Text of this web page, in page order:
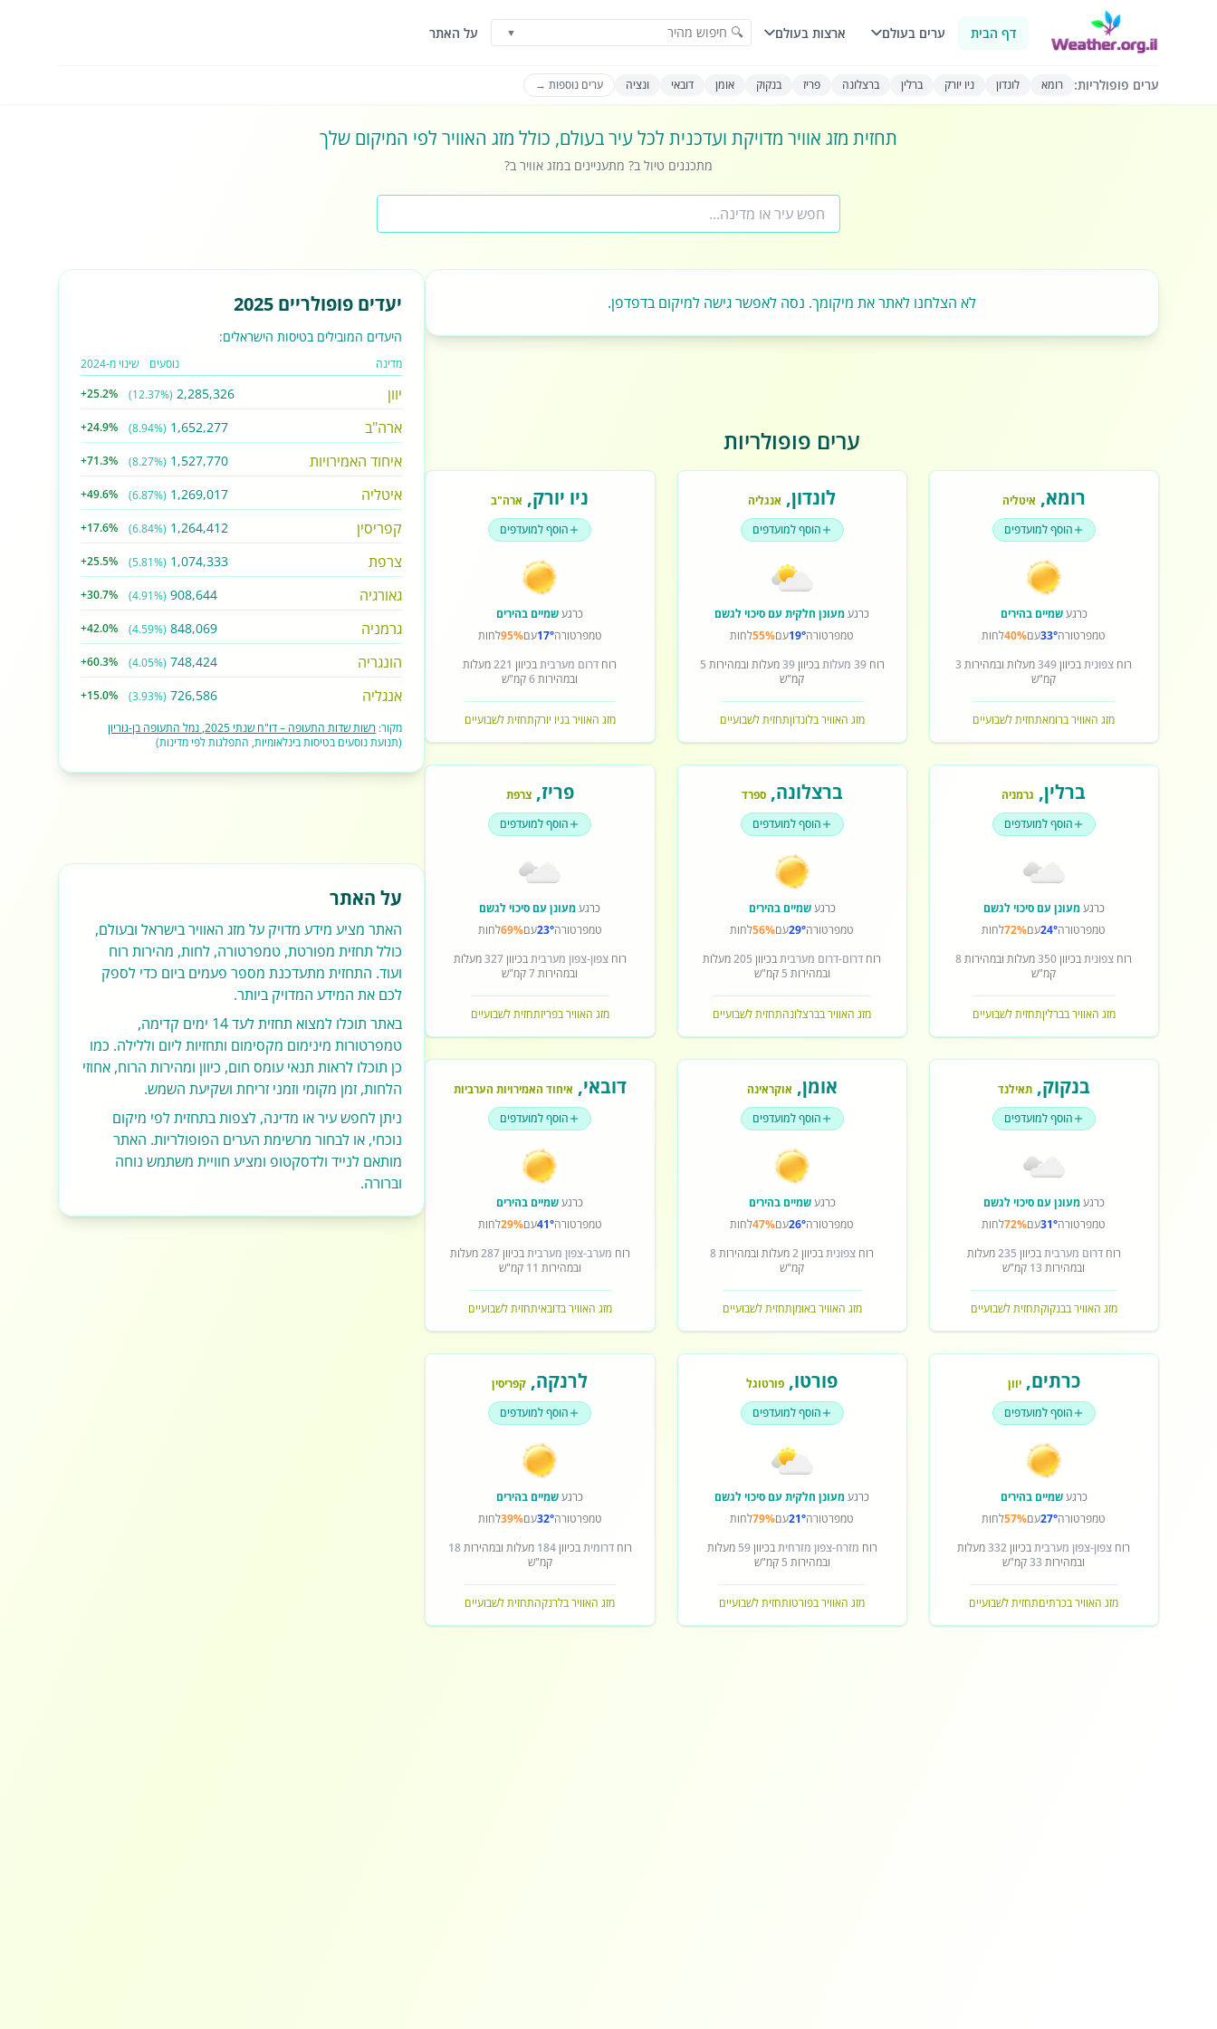
דף הבית ערים בעולם ארצות בעולם 🔍 חיפוש מהיר ▼ על האתר
ערים פופולריות: רומא לונדון ניו יורק ברלין ברצלונה פריז בנקוק אומן דובאי ונציה ערים נוספות →
תחזית מזג אוויר מדויקת ועדכנית לכל עיר בעולם, כולל מזג האוויר לפי המיקום שלך
מתכננים טיול ב? מתעניינים במזג אוויר ב?
לא הצלחנו לאתר את מיקומך. נסה לאפשר גישה למיקום בדפדפן.
ערים פופולריות
רומא, איטליה
הוסף למועדפים
כרגעשמיים בהירים
טמפרטורה33°עם40%לחות
רוח צפוניתבכיוון349מעלות ובמהירות 3
קמ"ש
מזג האוויר ברומאתחזית לשבועיים
לונדון, אנגליה
הוסף למועדפים
כרגעמעונן חלקית עם סיכוי לגשם
טמפרטורה19°עם55%לחות
רוח39 מעלות בכיוון39מעלות ובמהירות 5
קמ"ש
מזג האוויר בלונדוןתחזית לשבועיים
ניו יורק, ארה"ב
הוסף למועדפים
כרגעשמיים בהירים
טמפרטורה17°עם95%לחות
רוח דרום מערביתבכיוון 221מעלות
ובמהירות6קמ"ש
מזג האוויר בניו יורקתחזית לשבועיים
ברלין, גרמניה
הוסף למועדפים
כרגעמעונן עם סיכוי לגשם
טמפרטורה24°עם72%לחות
רוח צפוניתבכיוון350מעלות ובמהירות8
קמ"ש
מזג האוויר בברליןתחזית לשבועיים
ברצלונה,ספרד
הוסף למועדפים
כרגעשמיים בהירים
טמפרטורה29°עם56%לחות
רוח דרום-דרום מערביתבכיוון 205מעלות
ובמהירות 5 קמ"ש
מזג האוויר בברצלונהתחזית לשבועיים
פריז,צרפת
הוסף למועדפים
כרגעמעונן עם סיכוי לגשם
טמפרטורה23°עם69%לחות
רוחצפון-צפון מערביתבכיוון327מעלות
ובמהירות7קמ"ש
מזג האוויר בפריזתחזית לשבועיים
בנקוק,תאילנד
הוסף למועדפים
כרגעמעונן עם סיכוי לגשם
טמפרטורה31°עם72%לחות
רוחדרום מערביתבכיוון 235מעלות
ובמהירות 13 קמ"ש
מזג האוויר בבנקוקתחזית לשבועיים
אומן, אוקראינה
הוסף למועדפים
כרגעשמיים בהירים
טמפרטורה26°עם47%לחות
רוח צפוניתבכיוון2מעלות ובמהירות8
קמ"ש
מזג האוויר באומןתחזית לשבועיים
דובאי, איחוד האמירויות הערביות
הוסף למועדפים
כרגעשמיים בהירים
טמפרטורה41°עם29%לחות
רוח מערב-צפון מערביתבכיוון287מעלות
ובמהירות 11 קמ"ש
מזג האוויר בדובאיתחזית לשבועיים
כרתים,יוון
הוסף למועדפים
כרגעשמיים בהירים
טמפרטורה27°עם57%לחות
רוח צפון-צפון מערביתבכיוון332מעלות
ובמהירות 33קמ"ש
מזג האוויר בכרתיםתחזית לשבועיים
פורטו, פורטוגל
הוסף למועדפים
כרגעמעונן חלקית עם סיכוי לגשם
טמפרטורה21°עם79%לחות
רוח מזרח-צפון מזרחיתבכיוון59 מעלות
ובמהירות 5 קמ"ש
מזג האוויר בפורטותחזית לשבועיים
לרנקה, קפריסין
הוסף למועדפים
כרגעשמיים בהירים
טמפרטורה32°עם39%לחות
רוחדרומיתבכיוון184 מעלות ובמהירות18
קמ"ש
מזג האוויר בלרנקהתחזית לשבועיים
יעדים פופולריים 2025
היעדים המובילים בטיסות הישראלים:
מדינה נוסעים שינוי מ-2024
יוון 2,285,326
(12.37%)
+25.2%
ארה"ב 1,652,277
(8.94%)
+24.9%
איחוד האמירויות 1,527,770
(8.27%)
+71.3%
איטליה 1,269,017
(6.87%)
+49.6%
קפריסין 1,264,412
(6.84%)
+17.6%
צרפת 1,074,333
(5.81%)
+25.5%
גאורגיה 908,644
(4.91%)
+30.7%
גרמניה 848,069
(4.59%)
+42.0%
הונגריה 748,424
(4.05%)
+60.3%
אנגליה 726,586
(3.93%)
+15.0%
מקור: רשות שדות התעופה – דו"ח שנתי 2025, נמל התעופה בן-גוריון
(תנועת נוסעים בטיסות בינלאומיות, התפלגות לפי מדינות)
על האתר
האתר מציע מידע מדויק על מזג האוויר בישראל ובעולם,
כולל תחזית מפורטת, טמפרטורה, לחות, מהירות רוח
ועוד. התחזית מתעדכנת מספר פעמים ביום כדי לספק
לכם את המידע המדויק ביותר.
באתר תוכלו למצוא תחזית לעד 14 ימים קדימה,
טמפרטורות מינימום מקסימום ותחזיות ליום וללילה. כמו
כן תוכלו לראות תנאי עומס חום, כיוון ומהירות הרוח, אחוזי
הלחות, זמן מקומי וזמני זריחת ושקיעת השמש.
ניתן לחפש עיר או מדינה, לצפות בתחזית לפי מיקום
נוכחי, או לבחור מרשימת הערים הפופולריות. האתר
מותאם לנייד ולדסקטופ ומציע חוויית משתמש נוחה
וברורה.